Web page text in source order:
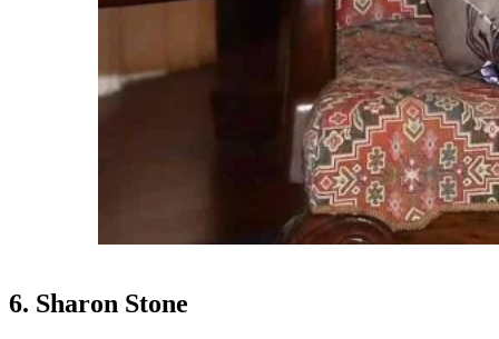
6. Sharon Stone